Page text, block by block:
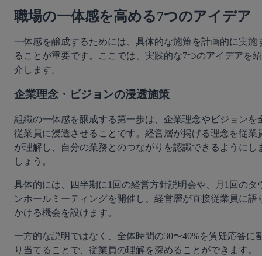
職場の一体感を高める7つのアイデア
一体感を醸成するためには、具体的な施策を計画的に実施
ることが重要です。ここでは、実践的な7つのアイデアを紹
介します。
企業理念・ビジョンの浸透施策
組織の一体感を醸成する第一歩は、企業理念やビジョンを
従業員に浸透させることです。経営層が掲げる理念を従業
が理解し、自分の業務とのつながりを認識できるようにし
しょう。
具体的には、四半期に1回の経営方針説明会や、月1回のタ
ンホールミーティングを開催し、経営層が直接従業員に語
かける機会を設けます。
一方的な説明ではなく、全体時間の30〜40%を質疑応答に
り当てることで、従業員の理解を深めることができます。